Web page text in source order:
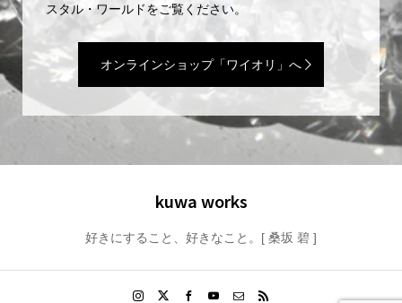
スタル・ワールドをご覧ください。
オンラインショップ「ワイオリ」へ
kuwa works
好きにすること、好きなこと。[ 桑坂 碧 ]